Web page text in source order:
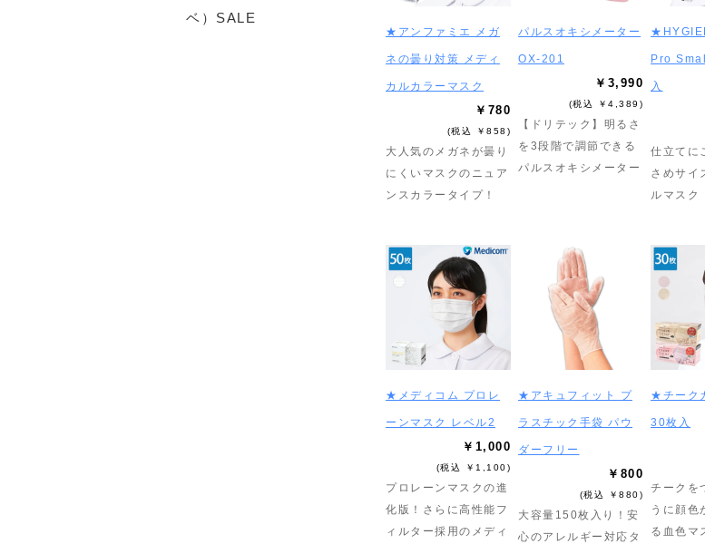
ベ）SALE
★アンファミエ メガ
ネの曇り対策 メディ
カルカラーマスク
￥780
(税込 ￥858)
大人気のメガネが曇り
にくいマスクのニュア
ンスカラータイプ！
パルスオキシメーター
OX-201
￥3,990
(税込 ￥4,389)
【ドリテック】明るさ
を3段階で調節できる
パルスオキシメーター
Pro
入
仕立てに
さめサイ
ルマスク
★メディコム プロレ
ーンマスク レベル2
￥1,000
(税込 ￥1,100)
プロレーンマスクの進
化版！さらに高性能フ
ィルター採用のメディ
★アキュフィット プ
ラスチック手袋 パウ
ダーフリー
￥800
(税込 ￥880)
大容量150枚入り！安
心のアレルギー対応タ
★チーク
30枚入
チークを
うに顔色
る血色マ